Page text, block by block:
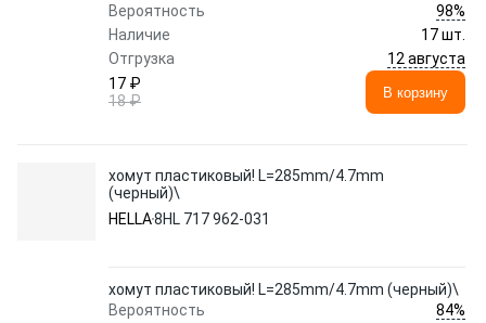
Вероятность
98%
Наличие
17 шт.
Отгрузка
12 августа
17 ₽
18 ₽
В корзину
хомут пластиковый! L=285mm/4.7mm
(черный)\
HELLA8HL 717 962-031
хомут пластиковый! L=285mm/4.7mm (черный)\
Вероятность
84%